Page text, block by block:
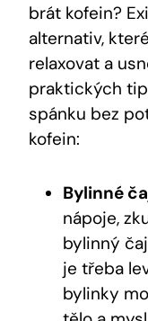
brát kofein?
alternativ,
relaxovat a
praktických
spánku bez
kofein:
Bylinné
nápoje,
bylinný
je třeba
bylinky